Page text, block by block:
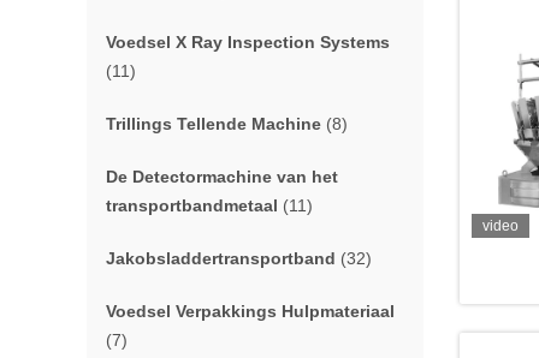
Voedsel X Ray Inspection Systems
(11)
Trillings Tellende Machine (8)
De Detectormachine van het
transportbandmetaal (11)
Jakobsladdertransportband (32)
Voedsel Verpakkings Hulpmateriaal
(7)
video